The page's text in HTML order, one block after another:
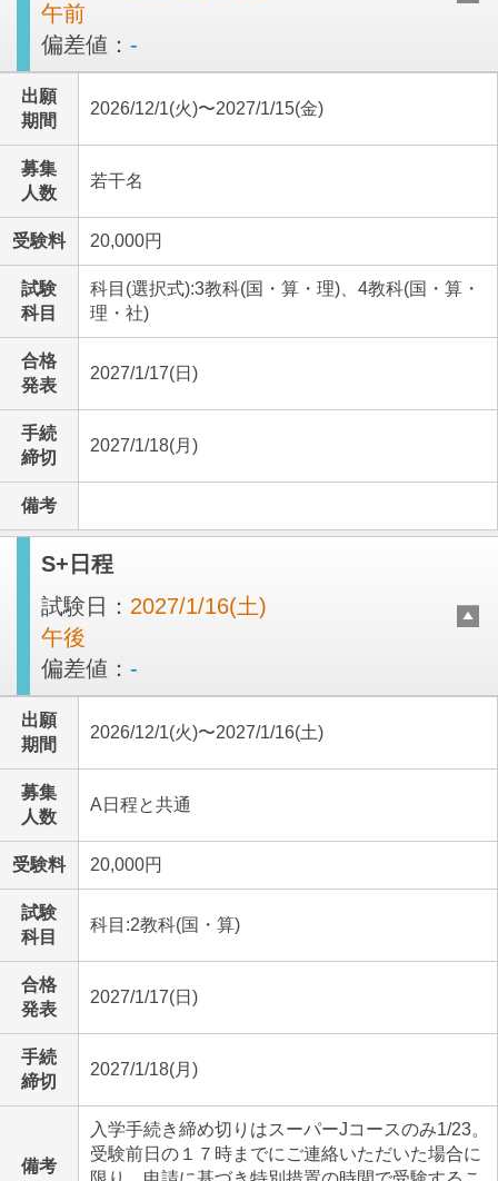
午前
偏差値： -
出願
期間
2026/12/1(火)〜2027/1/15(金)
募集
人数
若干名
受験料 20,000円
試験
科目
科目(選択式):3教科(国・算・理)、4教科(国・算・
理・社)
合格
発表
2027/1/17(日)
手続
締切
2027/1/18(月)
備考
S+日程
試験日： 2027/1/16(土)
午後
偏差値： -
出願
期間
2026/12/1(火)〜2027/1/16(土)
募集
人数
A日程と共通
受験料 20,000円
試験
科目
科目:2教科(国・算)
合格
発表
2027/1/17(日)
手続
締切
2027/1/18(月)
備考
入学手続き締め切りはスーパーJコースのみ1/23。
受験前日の１７時までにご連絡いただいた場合に